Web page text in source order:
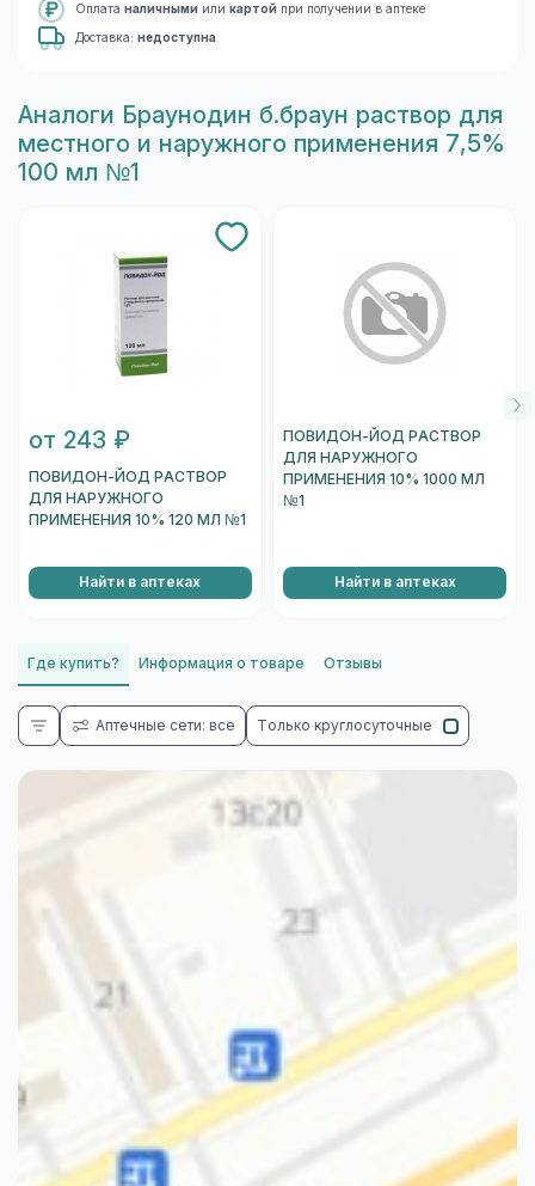
Оплата наличными или картой при получении в аптеке
Доставка: недоступна
Aналоги Браунодин б.браун раствор для
местного и наружного применения 7,5%
100 мл №1
от 243 ₽
ПОВИДОН-ЙОД РАСТВОР
ДЛЯ НАРУЖНОГО
ПРИМЕНЕНИЯ 10% 120 МЛ №1
Найти в аптеках
ПОВИДОН-ЙОД РАСТВОР
ДЛЯ НАРУЖНОГО
ПРИМЕНЕНИЯ 10% 1000 МЛ
№1
Найти в аптеках
Где купить? Информация о товаре Отзывы
Аптечные сети: все Только круглосуточные